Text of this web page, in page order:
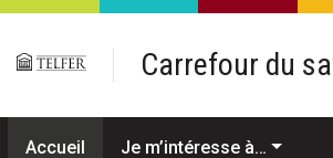
Passer au contenu principal
Carrefour du
Accueil Je m’intéresse à…